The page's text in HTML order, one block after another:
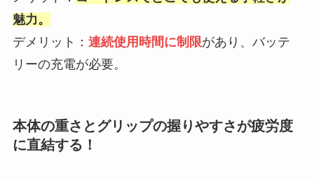
魅力。
デメリット： 連続使用時間に制限があり、バッテ
リーの充電が必要。
本体の重さとグリップの握りやすさが疲労度
に直結する！